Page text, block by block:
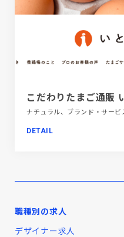
DETAIL
職種別の求人
デザイナー求人